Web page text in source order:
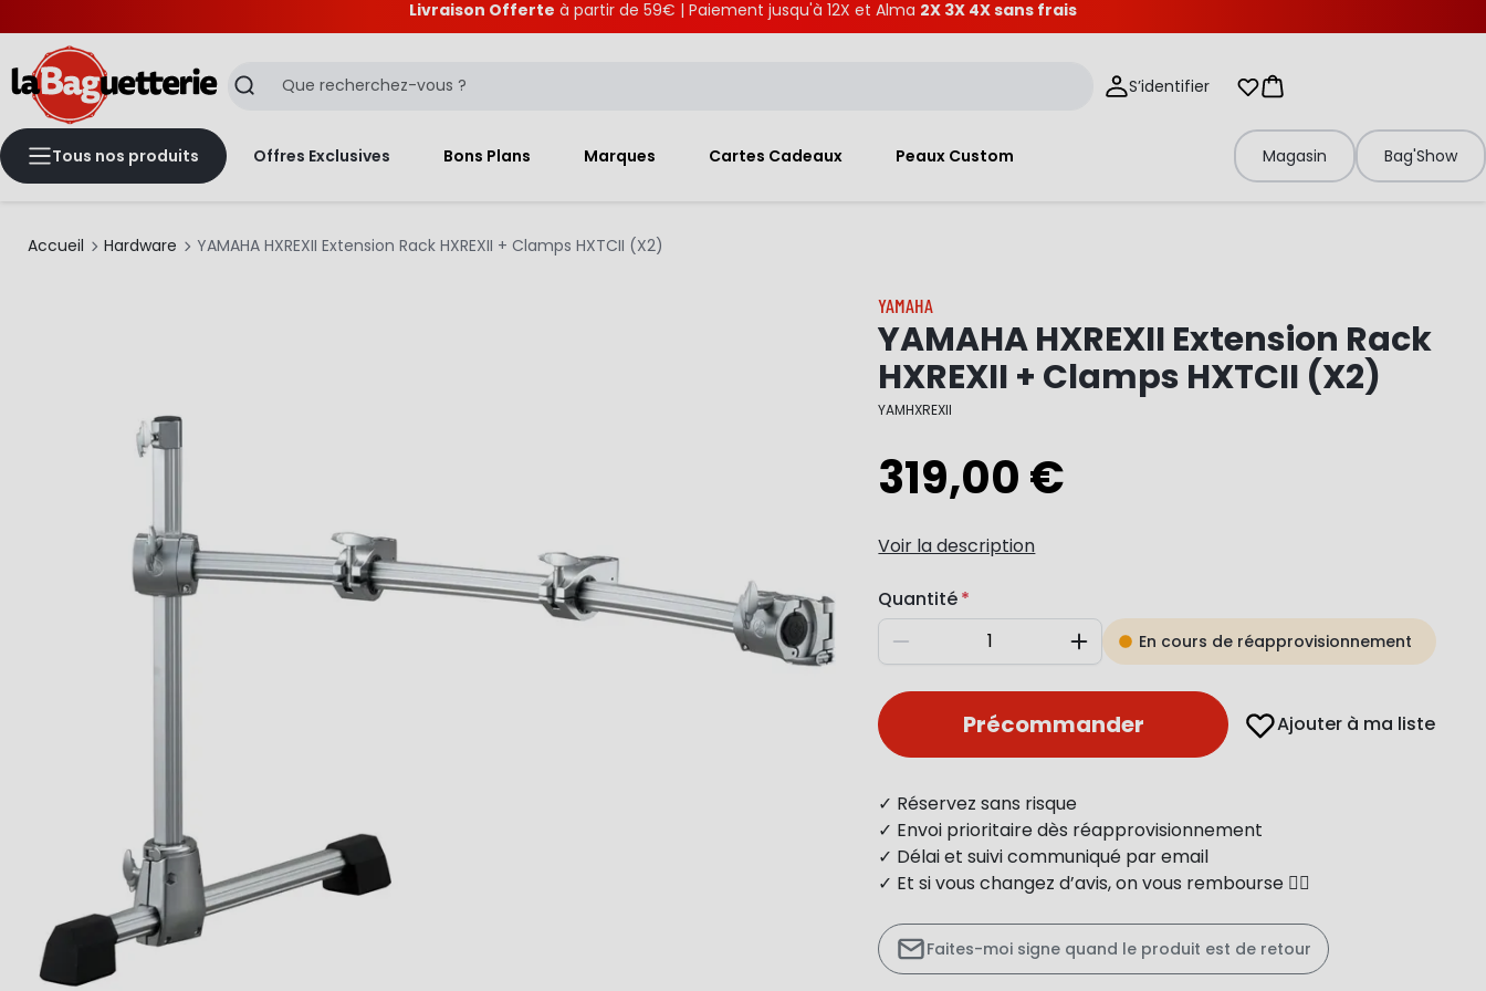
Livraison Offerte à partir de 59€ | Paiement jusqu'à 12X et Alma 2X 3X 4X sans frais
Recherche S’identifier Mes listes d'envies
Panier
Tous nos produits Offres Exclusives Bons Plans Marques Cartes Cadeaux Peaux Custom Magasin Bag'Show
Accueil Hardware YAMAHA HXREXII Extension Rack HXREXII + Clamps HXTCII (X2)
YAMAHA
YAMAHA HXREXII Extension Rack
HXREXII + Clamps HXTCII (X2)
YAMHXREXII
319,00 €
Voir la description
Quantité
Diminuer AugmenterEn cours de réapprovisionnement
Précommander Ajouter à ma liste
✓ Réservez sans risque
✓ Envoi prioritaire dès réapprovisionnement
✓ Délai et suivi communiqué par email
✓ Et si vous changez d’avis, on vous rembourse 👍🏻
Faites-moi signe quand le produit est de retour